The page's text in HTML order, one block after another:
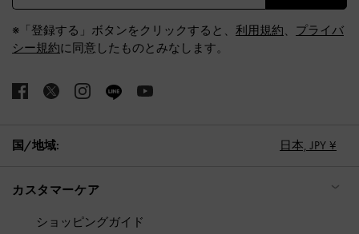
※「登録する」ボタンをクリックすると、 利用規約、 プライバ
シー規約に同意したものとみなします。
国/地域: 日本, JPY ¥
カスタマーケア
ショッピングガイド